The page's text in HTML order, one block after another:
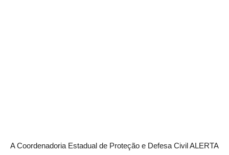
A Coordenadoria Estadual de Proteção e Defesa Civil ALERTA